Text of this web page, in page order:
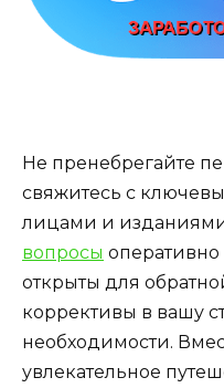
Не пренебрегайте
свяжитесь с
лицами и
вопросы оперативно
открыты для
коррективы в вашу
необходимости.
увлекательное